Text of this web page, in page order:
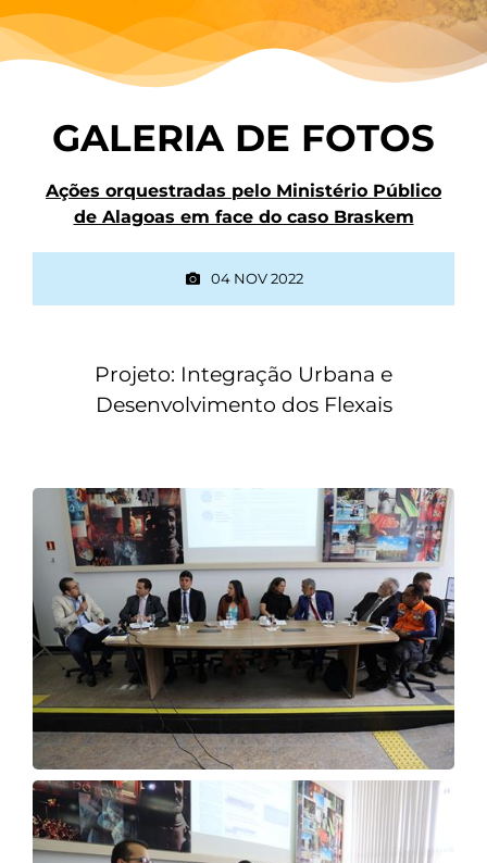
GALERIA DE FOTOS
Ações orquestradas pelo Ministério Público
de Alagoas em face do caso Braskem
04 NOV 2022
Projeto: Integração Urbana e
Desenvolvimento dos Flexais